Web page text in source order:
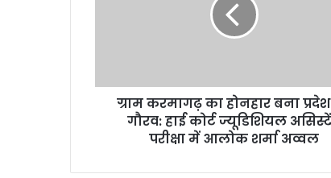
ग्राम करमागढ़ का होनहार बना
गौरव: हाई कोर्ट ज्यूडिशियल
परीक्षा में आलोक शर्मा अव्वल